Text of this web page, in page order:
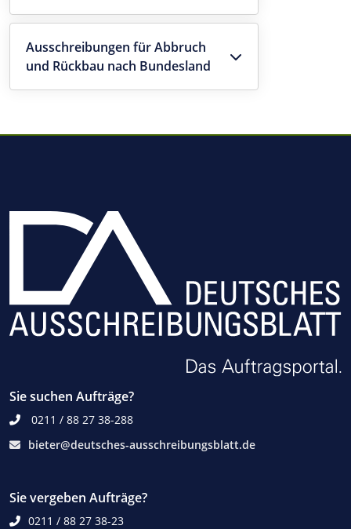
Ausschreibungen für Abbruch
und Rückbau nach Bundesland
Sie suchen Aufträge?
0211 / 88 27 38-288
bieter@deutsches-ausschreibungsblatt.de
Sie vergeben Aufträge?
0211 / 88 27 38-23